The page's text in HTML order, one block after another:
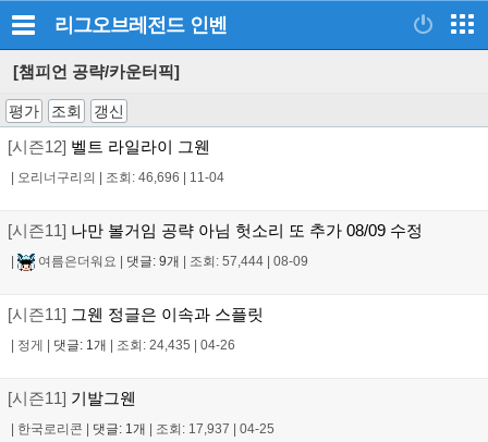
리그오브레전드 인벤
[챔피언 공략/카운터픽]
평가 조회 갱신
[시즌12] 벨트 라일라이 그웬
오리너구리의 조회: 46,696 11-04
[시즌11] 나만 볼거임 공략 아님 헛소리 또 추가 08/09 수정
여름은더워요 댓글: 9개 조회: 57,444 08-09
[시즌11] 그웬 정글은 이속과 스플릿
정게 댓글: 1개 조회: 24,435 04-26
[시즌11] 기발그웬
한국로리콘 댓글: 1개 조회: 17,937 04-25